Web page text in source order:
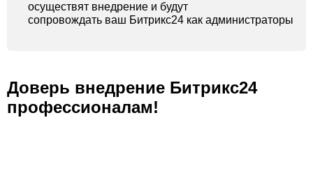
осуществят внедрение и будут
сопровождать ваш Битрикс24 как администраторы
Доверь внедрение Битрикс24
профессионалам!